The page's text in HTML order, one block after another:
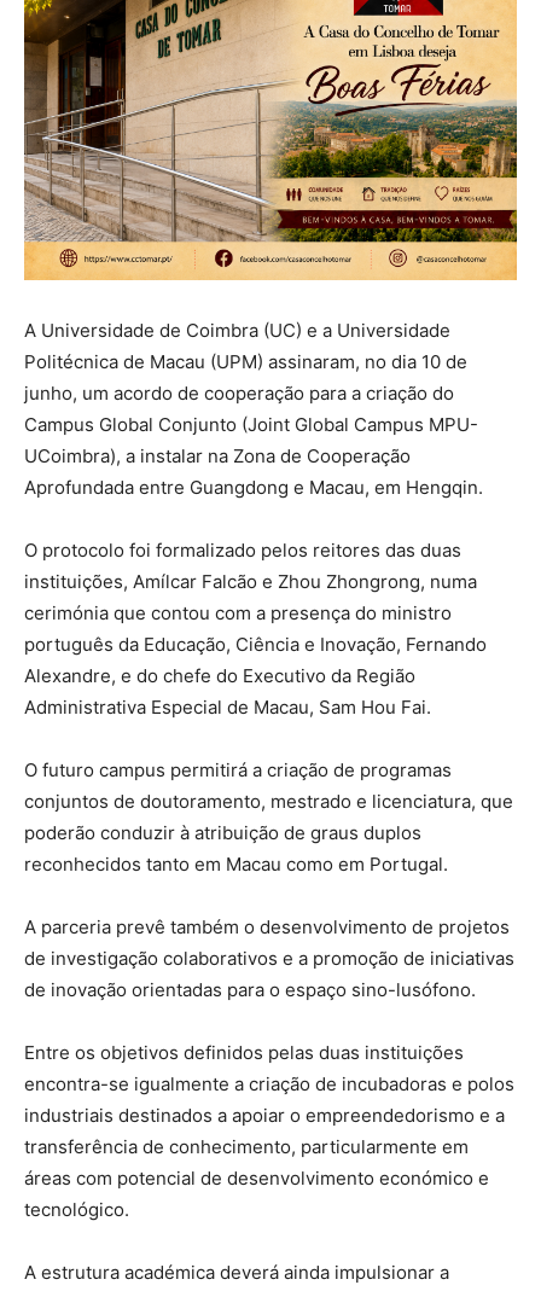
A Universidade de Coimbra (UC) e a Universidade
Politécnica de Macau (UPM) assinaram, no dia 10 de
junho, um acordo de cooperação para a criação do
Campus Global Conjunto (Joint Global Campus MPU-
UCoimbra), a instalar na Zona de Cooperação
Aprofundada entre Guangdong e Macau, em Hengqin.
O protocolo foi formalizado pelos reitores das duas
instituições, Amílcar Falcão e Zhou Zhongrong, numa
cerimónia que contou com a presença do ministro
português da Educação, Ciência e Inovação, Fernando
Alexandre, e do chefe do Executivo da Região
Administrativa Especial de Macau, Sam Hou Fai.
O futuro campus permitirá a criação de programas
conjuntos de doutoramento, mestrado e licenciatura, que
poderão conduzir à atribuição de graus duplos
reconhecidos tanto em Macau como em Portugal.
A parceria prevê também o desenvolvimento de projetos
de investigação colaborativos e a promoção de iniciativas
de inovação orientadas para o espaço sino-lusófono.
Entre os objetivos definidos pelas duas instituições
encontra-se igualmente a criação de incubadoras e polos
industriais destinados a apoiar o empreendedorismo e a
transferência de conhecimento, particularmente em
áreas com potencial de desenvolvimento económico e
tecnológico.
A estrutura académica deverá ainda impulsionar a